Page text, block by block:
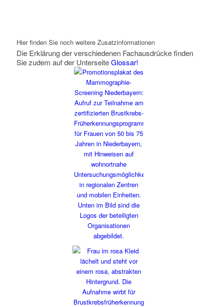
Hier finden Sie noch weitere Zusatzinformationen
Die Erklärung der verschiedenen Fachausdrücke finden
Sie zudem auf der UnterseiteGlossar!